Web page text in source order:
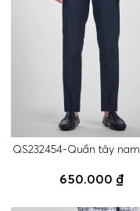
QS232454-Quần tây nam
650.000 ₫